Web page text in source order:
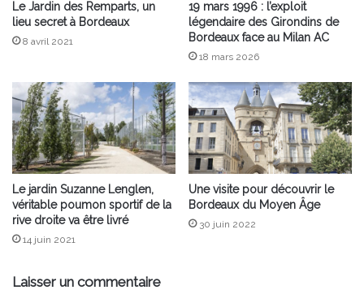
Le Jardin des Remparts, un
lieu secret à Bordeaux
8 avril 2021
19 mars 1996 : l’exploit
légendaire des Girondins de
Bordeaux face au Milan AC
18 mars 2026
Le jardin Suzanne Lenglen,
véritable poumon sportif de la
rive droite va être livré
14 juin 2021
Une visite pour découvrir le
Bordeaux du Moyen Âge
30 juin 2022
Laisser un commentaire